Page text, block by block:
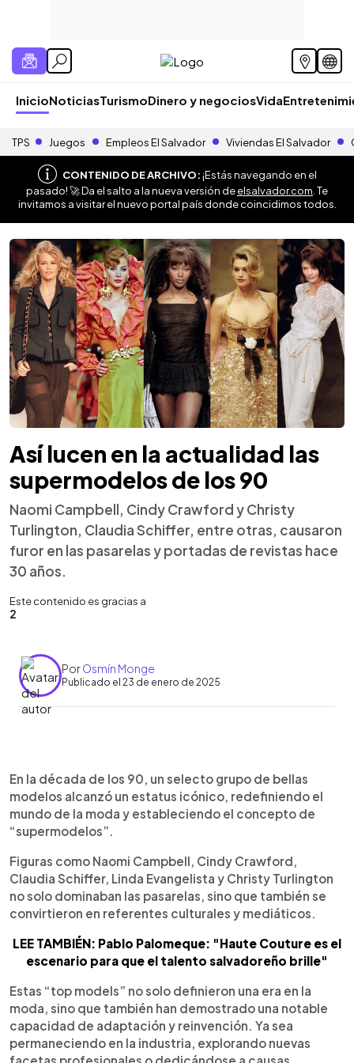
InicioNoticiasTurismoDinero y negociosVida
TPS Juegos Empleos El Salvador Viviendas El Salvador
CONTENIDO DE ARCHIVO:¡Estás navegando en el
pasado! 🚀 Da el salto a la nueva versión deelsalvador.com . Te
invitamos a visitar el nuevo portal país donde coincidimos todos.
Así lucen en la actualidad las
supermodelos de los 90
Naomi Campbell, Cindy Crawford y Christy
Turlington, Claudia Schiffer, entre otras, causaron
furor en las pasarelas y portadas de revistas hace
30 años.
Este contenido es gracias a
2
PorOsmín Monge
Publicado el 23 de enero de 2025
► Escuchar artículo
En la década de los 90, un selecto grupo de bellas
modelos alcanzó un estatus icónico, redefiniendo el
mundo de la moda y estableciendo el concepto de
“supermodelos”.
Figuras como Naomi Campbell, Cindy Crawford,
Claudia Schiffer, Linda Evangelista y Christy Turlington
no solo dominaban las pasarelas, sino que también se
convirtieron en referentes culturales y mediáticos.
LEE TAMBIÉN: Pablo Palomeque: "Haute Couture es el
escenario para que el talento salvadoreño brille"
Estas “top models” no solo definieron una era en la
moda, sino que también han demostrado una notable
capacidad de adaptación y reinvención. Ya sea
permaneciendo en la industria, explorando nuevas
facetas profesionales o dedicándose a causas